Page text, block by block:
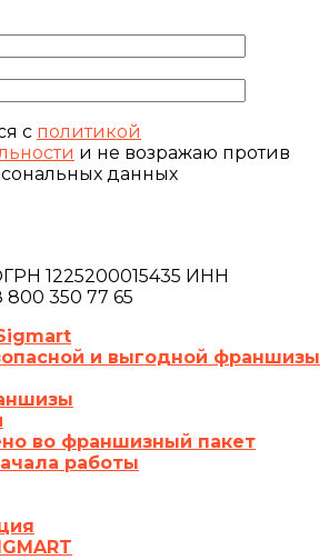
с политикой
и не возражаю против
данных
1225200015435 ИНН
800 350 77 65
и выгодной франшизы
во франшизный пакет
работы